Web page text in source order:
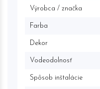
Výrobca / značka
Farba
Dekor
Vodeodolnosť
Spôsob inštalácie